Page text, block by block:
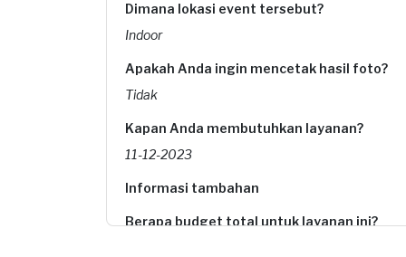
Dimana lokasi event tersebut?
Indoor
Apakah Anda ingin mencetak hasil foto?
Tidak
Kapan Anda membutuhkan layanan?
11-12-2023
Informasi tambahan
Berapa budget total untuk layanan ini?